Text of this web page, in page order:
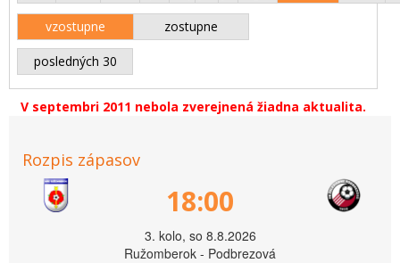
vzostupne zostupne
posledných 30
V septembri 2011 nebola zverejnená žiadna aktualita.
Rozpis zápasov
18:00
3. kolo, so 8.8.2026
Ružomberok - Podbrezová